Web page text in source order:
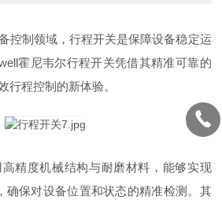
控制领域，行程开关是保障设备稳定运
霍尼韦尔行程开关凭借其精准可靠的
行程控制的新体验。
精度机械结构与耐磨材料，能够实现
确保对设备位置和状态的精准检测。其